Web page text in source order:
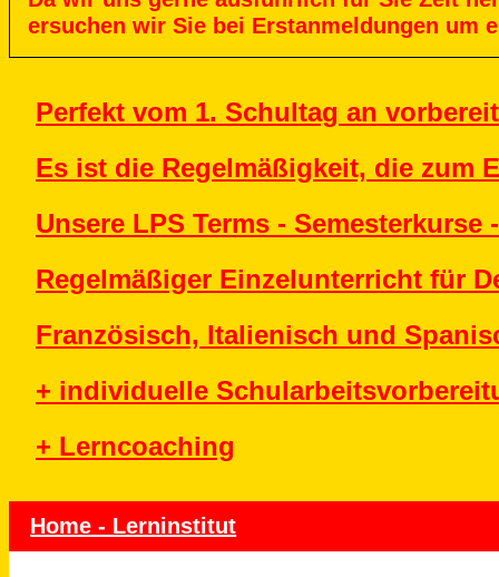
ersuchen wir Sie bei Erstanmeldungen um
Perfekt vom 1. Schultag an
Es ist die Regelmäßigkeit, die zum
Unsere LPS Terms -
Regelmäßiger Einzelunterricht für
Französisch, Italienisch und
+ individuelle
+ Lerncoaching
Home - Lerninstitut